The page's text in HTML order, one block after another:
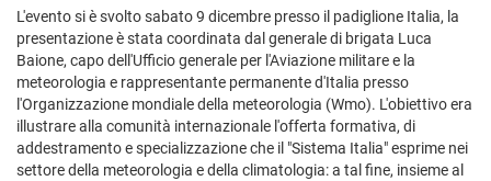
L'evento si è svolto sabato 9 dicembre presso il padiglione Italia, la
presentazione è stata coordinata dal generale di brigata Luca
Baione, capo dell'Ufficio generale per l'Aviazione militare e la
meteorologia e rappresentante permanente d'Italia presso
l'Organizzazione mondiale della meteorologia (Wmo). L'obiettivo era
illustrare alla comunità internazionale l'offerta formativa, di
addestramento e specializzazione che il "Sistema Italia" esprime nei
settore della meteorologia e della climatologia: a tal fine, insieme al